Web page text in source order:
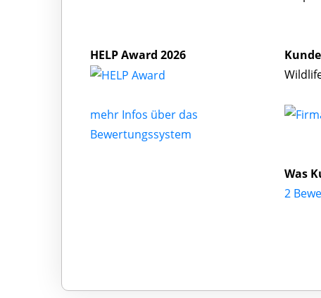
HELP Award 2026
mehr Infos über das
Bewertungssystem
Was
2